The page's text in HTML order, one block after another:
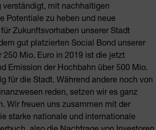
verständigt, mit nachhaltigen
Potentiale zu heben und neue
Zukunftsvorhaben unserer Stadt
gut platzierten Social Bond unserer
250 Mio. Euro in 2019 ist die jetzt
Emission der Hochbahn über 500 Mio.
für die Stadt. Während andere noch von
reden, setzen wir es ganz
Wir freuen uns zusammen mit der
starke nationale und internationale